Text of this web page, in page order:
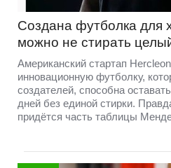
Создана футболка для
можно не стирать
Американский стартап
инновационную футболку,
создателей, способна
дней без единой стирки.
придётся часть таблицы